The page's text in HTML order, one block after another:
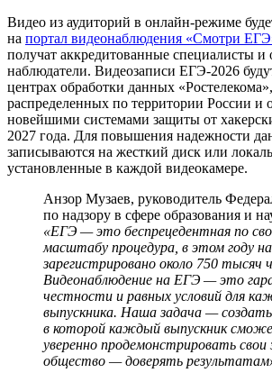
Видео из аудиторий в онлайн-режиме
на портал видеонаблюдения «Смотри
получат аккредитованные специалисты
наблюдатели. Видеозаписи ЕГЭ-2026
центрах обработки данных
распределенных по территории России и
новейшими системами защиты от
2027 года. Для повышения надежности
записываются на жесткий диск или
установленные в каждой видеокамере.
Анзор Музаев, руководитель
по надзору в сфере образования и
«ЕГЭ — это беспрецедентная по
масштабу процедура, в этом году
зарегистрировано около 750 тысяч
Видеонаблюдение на ЕГЭ — это
честности и равных условий для
выпускника. Наша задача —
в которой каждый выпускник
уверенно продемонстрировать свои
общество — доверять